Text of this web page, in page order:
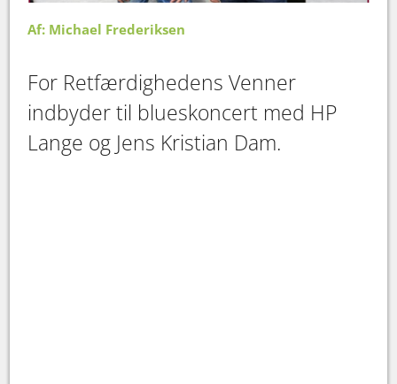
Af: Michael Frederiksen
For Retfærdighedens Venner
indbyder til blueskoncert med HP
Lange og Jens Kristian Dam.